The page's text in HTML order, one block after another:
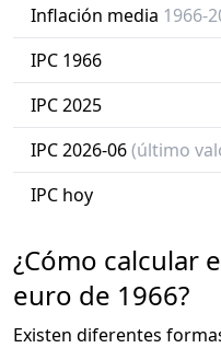
Inflación media 1966-
IPC 1966
IPC 2025
IPC 2026-06(último
IPC hoy
¿Cómo calcular
euro de 1966?
Existen diferentes